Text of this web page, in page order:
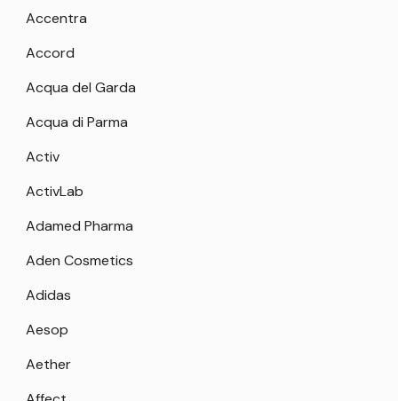
Accentra
Accord
Acqua del Garda
Acqua di Parma
Activ
ActivLab
Adamed Pharma
Aden Cosmetics
Adidas
Aesop
Aether